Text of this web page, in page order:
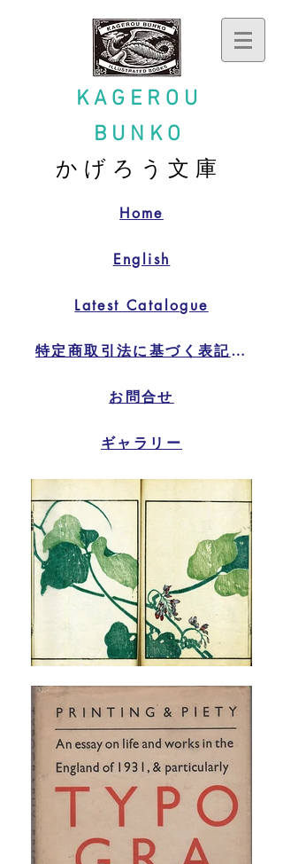
KAGEROU
BUNKO
かげろう文庫
Home
English
Latest Catalogue
特定商取引法に基づく表記特定商取引法に基づく表記
お問合せ
ギャラリー